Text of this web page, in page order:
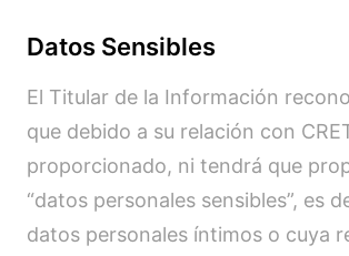
Datos Sensibles
El Titular de la Información
que debido a su relación con
proporcionado, ni tendrá que
“datos personales sensibles”, es
datos personales íntimos o cuya